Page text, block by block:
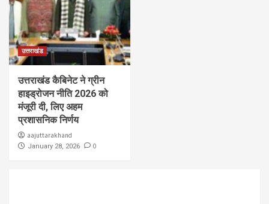
उत्तराखंड
उत्तराखंड कैबिनेट ने ग्रीन
हाइड्रोजन नीति 2026 को
मंजूरी दी, लिए अहम
प्रशासनिक निर्णय
aajuttarakhand
January 28, 2026 0